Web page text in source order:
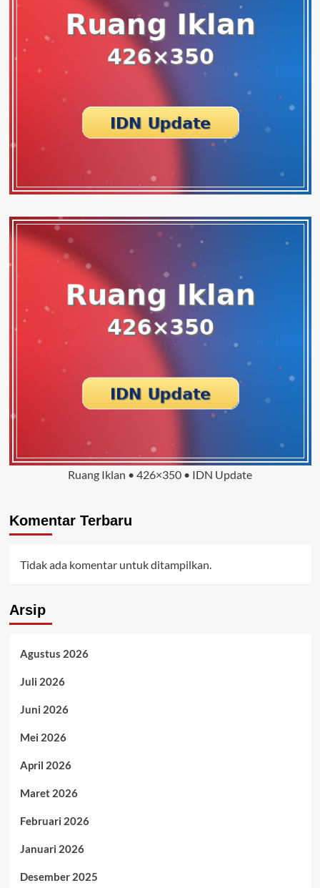
Ruang Iklan • 426×350 • IDN Update
Komentar Terbaru
Tidak ada komentar untuk ditampilkan.
Arsip
Agustus 2026
Juli 2026
Juni 2026
Mei 2026
April 2026
Maret 2026
Februari 2026
Januari 2026
Desember 2025